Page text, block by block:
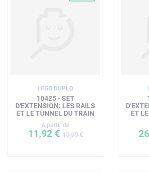
LEGO DUPLO
10425 - SET
D'EXTENSION: LES RAILS
ET LE TUNNEL DU TRAIN
A partir de
11,92 €19,99 €
ET